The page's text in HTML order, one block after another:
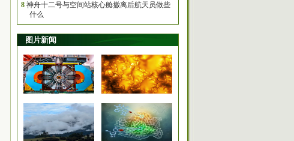
8 神舟十二号与空间站核心舱撤离后航天员做些
什么
图片新闻